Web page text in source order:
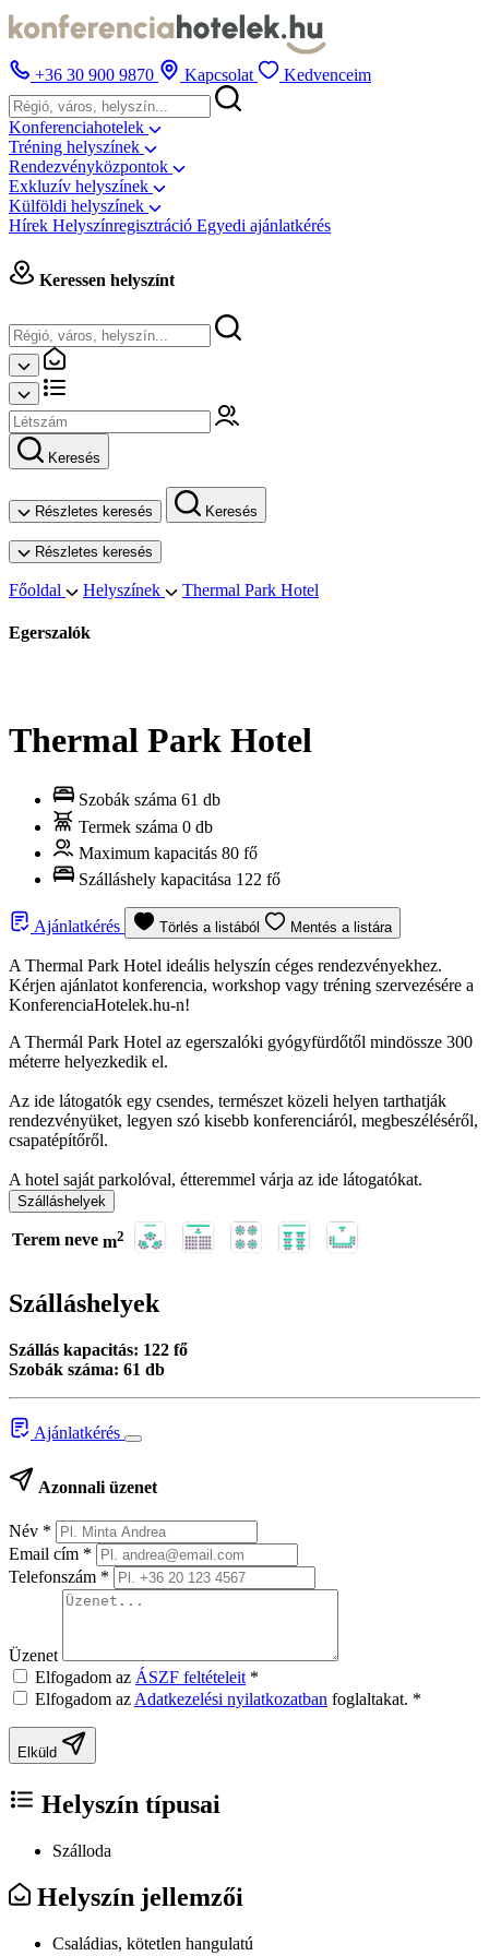
+36 30 900 9870 Kapcsolat Kedvenceim
Konferenciahotelek
Tréning helyszínek
Rendezvényközpontok
Exkluzív helyszínek
Külföldi helyszínek
Hírek Helyszínregisztráció Egyedi ajánlatkérés
Keressen helyszínt
Keresés
Részletes keresés Keresés
Részletes keresés
Főoldal Helyszínek Thermal Park Hotel
Egerszalók
Thermal Park Hotel
Szobák száma 61 db
Termek száma 0 db
Maximum kapacitás 80 fő
Szálláshely kapacitása 122 fő
Ajánlatkérés Törlés a listából Mentés a listára
A Thermal Park Hotel ideális helyszín céges rendezvényekhez.
Kérjen ajánlatot konferencia, workshop vagy tréning szervezésére a
KonferenciaHotelek.hu-n!
A Thermál Park Hotel az egerszalóki gyógyfürdőtől mindössze 300
méterre helyezkedik el.
Az ide látogatók egy csendes, természet közeli helyen tarthatják
rendezvényüket, legyen szó kisebb konferenciáról, megbeszéléséről,
csapatépítőről.
A hotel saját parkolóval, étteremmel várja az ide látogatókat.
Szálláshelyek
Terem neve m2
Szálláshelyek
Szállás kapacitás: 122 fő
Szobák száma: 61 db
Ajánlatkérés
Azonnali üzenet
Név *
Email cím *
Telefonszám *
Üzenet
Elfogadom az ÁSZF feltételeit *
Elfogadom az Adatkezelési nyilatkozatban foglaltakat. *
Elküld
Helyszín típusai
Szálloda
Helyszín jellemzői
Családias, kötetlen hangulatú